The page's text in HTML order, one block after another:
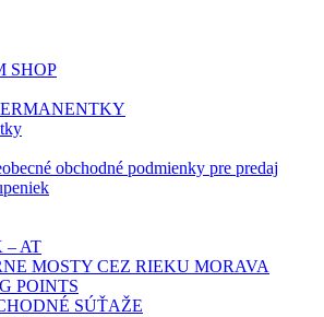
SHOP
obchodné podmienky pre predaj
– AT
MOSTY CEZ RIEKU MORAVA
POINTS
SÚŤAŽE